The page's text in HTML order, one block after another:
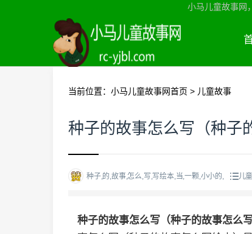
小马儿童故事网
当前位置： 小马儿童故事网首页 > 儿童故事
种子的故事怎么写（种子
种子,的,故事,怎么,写,写绘本,当,一颗,小小的, 儿
种子的故事怎么写（种子的故事怎么